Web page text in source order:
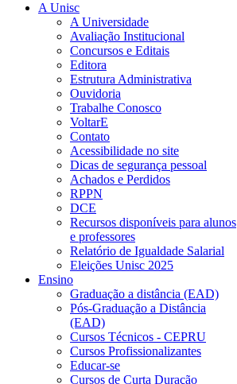
A Unisc
A Universidade
Avaliação Institucional
Concursos e Editais
Editora
Estrutura Administrativa
Ouvidoria
Trabalhe Conosco
VoltarE
Contato
Acessibilidade no site
Dicas de segurança pessoal
Achados e Perdidos
RPPN
DCE
Recursos disponíveis para alunos
e professores
Relatório de Igualdade Salarial
Eleições Unisc 2025
Ensino
Graduação a distância (EAD)
Pós-Graduação a Distância
(EAD)
Cursos Técnicos - CEPRU
Cursos Profissionalizantes
Educar-se
Cursos de Curta Duração